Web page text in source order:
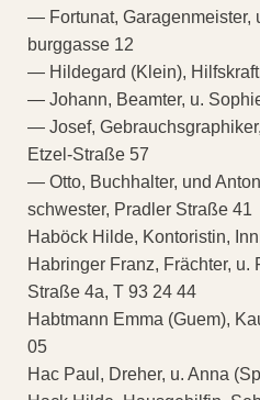
— Fortunat, Garagenmeister,
burggasse 12
— Hildegard (Klein),
— Johann, Beamter, u.
— Josef,
Etzel-Straße 57
— Otto, Buchhalter, und
schwester, Pradler Straße 41
Haböck Hilde, Kontoristin,
Habringer Franz, Frächter, u.
Straße 4a, T 93 24 44
Habtmann Emma (Guem),
05
Hac Paul, Dreher, u. Anna